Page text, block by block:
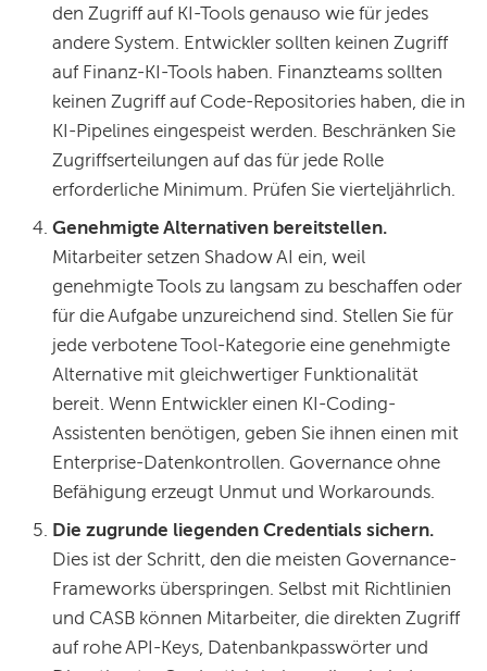
den Zugriff auf KI-Tools genauso wie für jedes
andere System. Entwickler sollten keinen Zugriff
auf Finanz-KI-Tools haben. Finanzteams sollten
keinen Zugriff auf Code-Repositories haben, die in
KI-Pipelines eingespeist werden. Beschränken Sie
Zugriffserteilungen auf das für jede Rolle
erforderliche Minimum. Prüfen Sie vierteljährlich.
Genehmigte Alternativen bereitstellen.
Mitarbeiter setzen Shadow AI ein, weil
genehmigte Tools zu langsam zu beschaffen oder
für die Aufgabe unzureichend sind. Stellen Sie für
jede verbotene Tool-Kategorie eine genehmigte
Alternative mit gleichwertiger Funktionalität
bereit. Wenn Entwickler einen KI-Coding-
Assistenten benötigen, geben Sie ihnen einen mit
Enterprise-Datenkontrollen. Governance ohne
Befähigung erzeugt Unmut und Workarounds.
Die zugrunde liegenden Credentials sichern.
Dies ist der Schritt, den die meisten Governance-
Frameworks überspringen. Selbst mit Richtlinien
und CASB können Mitarbeiter, die direkten Zugriff
auf rohe API-Keys, Datenbankpasswörter und